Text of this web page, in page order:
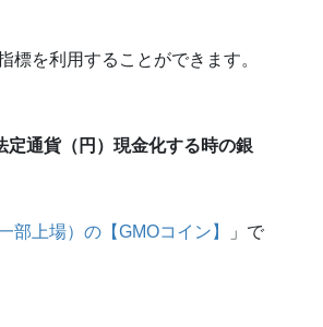
を利用することができます。
定通貨（円）現金化する時の銀
部上場）の【GMOコイン】
」で